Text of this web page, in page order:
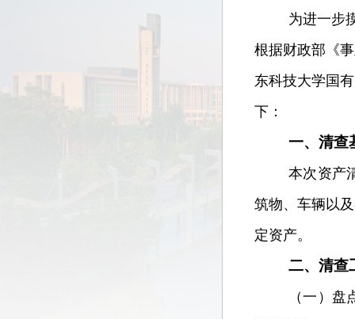
为进一步
根据财政部《
东科技大学国
下：
一、清查
本次资产
筑物、车辆以
定资产。
二、清查
（一）